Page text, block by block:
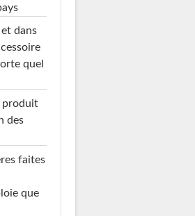
dans
quel
produit
des
faites
que